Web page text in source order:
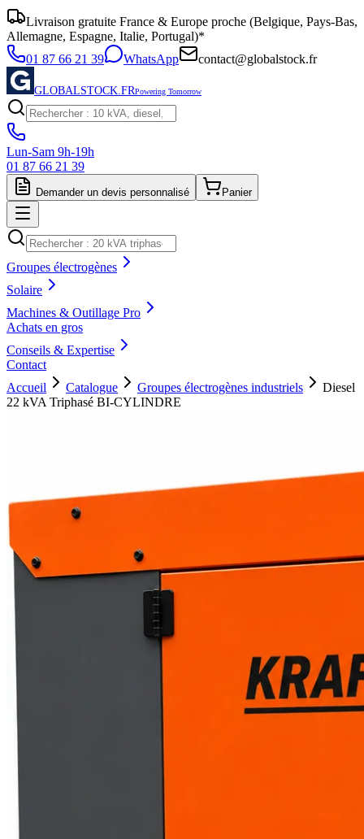
Livraison gratuite France & Europe proche (Belgique, Pays-Bas,
Allemagne, Espagne, Italie, Portugal)*
01 87 66 21 39
WhatsApp contact@globalstock.fr
GLOBALSTOCK.FRPowering Tomorrow
Lun-Sam 9h-19h
01 87 66 21 39
Demander un devis personnalisé Panier
Groupes électrogènes
Solaire
Machines & Outillage Pro
Achats en gros
Conseils & Expertise
Contact
Accueil
Catalogue Groupes électrogènes industriels
Diesel
22 kVA Triphasé BI-CYLINDRE